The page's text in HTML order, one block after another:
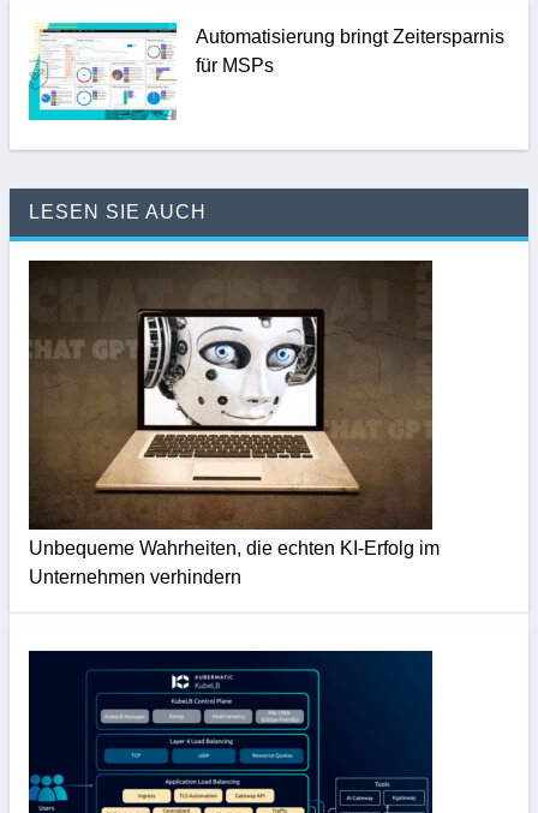
Automatisierung bringt Zeitersparnis
für MSPs
LESEN SIE AUCH
Unbequeme Wahrheiten, die echten KI-Erfolg im
Unternehmen verhindern